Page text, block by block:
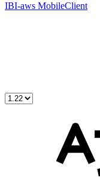
IBI-aws MobileClient